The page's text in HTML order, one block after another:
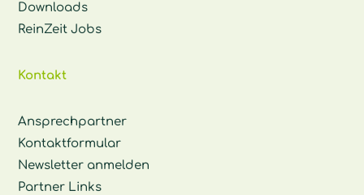
Downloads
ReinZeit Jobs
Kontakt
Ansprechpartner
Kontaktformular
Newsletter anmelden
Partner Links